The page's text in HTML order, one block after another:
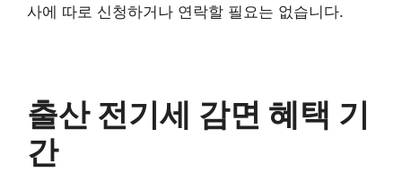
사에 따로 신청하거나 연락할 필요는 없습니다.
출산 전기세 감면 혜택 기
간